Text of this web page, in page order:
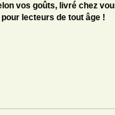
vos goûts, livré chez
pour lecteurs de tout âge !